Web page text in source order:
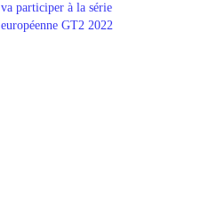
va participer à la série
européenne GT2 2022